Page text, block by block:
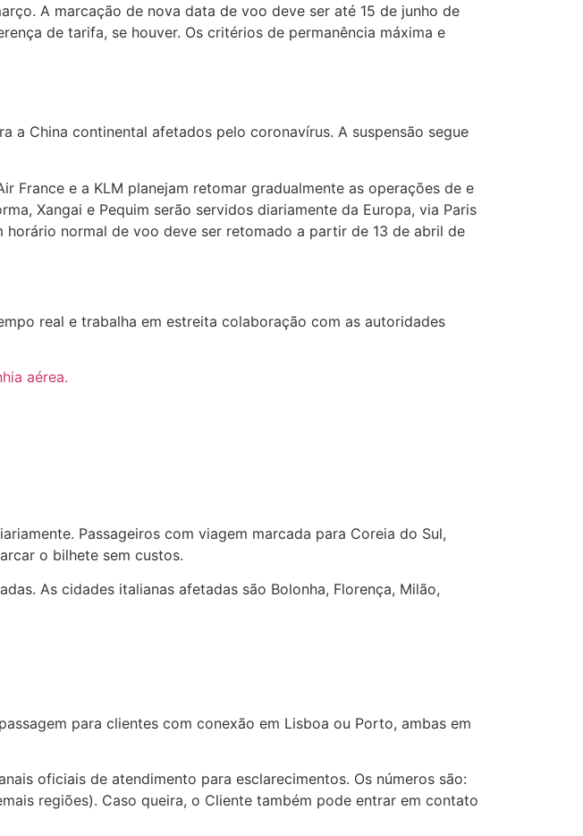
A marcação de nova data de voo deve ser até 15 de junho de
de tarifa, se houver. Os critérios de permanência máxima e
a China continental afetados pelo coronavírus. A suspensão segue
France e a KLM planejam retomar gradualmente as operações de e
Xangai e Pequim serão servidos diariamente da Europa, via Paris
normal de voo deve ser retomado a partir de 13 de abril de
real e trabalha em estreita colaboração com as autoridades
aérea.
Passageiros com viagem marcada para Coreia do Sul,
o bilhete sem custos.
As cidades italianas afetadas são Bolonha, Florença, Milão,
para clientes com conexão em Lisboa ou Porto, ambas em
oficiais de atendimento para esclarecimentos. Os números são:
regiões). Caso queira, o Cliente também pode entrar em contato